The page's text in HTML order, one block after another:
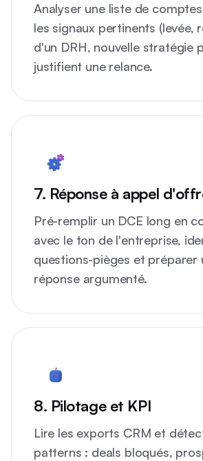
Analyser une liste de
les signaux pertinents (levée,
d'un DRH, nouvelle stratégie
justifient une relance.
7. Réponse à appel
Pré-remplir un DCE long en
avec le ton de l'entreprise,
questions-pièges et préparer
réponse argumenté.
8. Pilotage et KPI
Lire les exports CRM et
patterns : deals bloqués,